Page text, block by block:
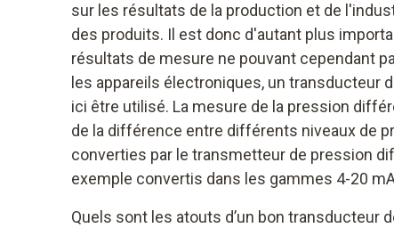
sur les résultats de la production et de
des produits. Il est donc d'autant plus
résultats de mesure ne pouvant cependant
les appareils électroniques, un transducteur
ici être utilisé. La mesure de la pression
de la différence entre différents niveaux de
converties par le transmetteur de pression
exemple convertis dans les gammes 4-20
Quels sont les atouts d’un bon transducteur